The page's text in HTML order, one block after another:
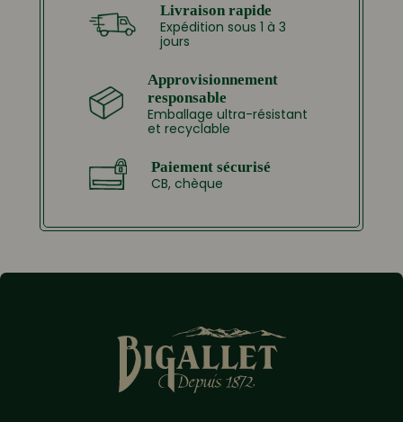
Livraison rapide
Expédition sous 1 à 3
jours
Approvisionnement
responsable
Emballage ultra-résistant
et recyclable
Paiement sécurisé
CB, chèque